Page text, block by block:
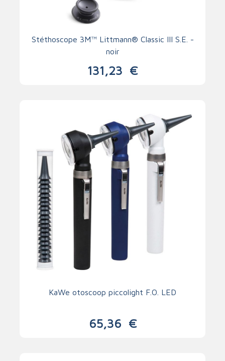
Stéthoscope 3M™ Littmann® Classic III S.E. -
noir
131,23 €
KaWe otoscoop piccolight F.O. LED
65,36 €